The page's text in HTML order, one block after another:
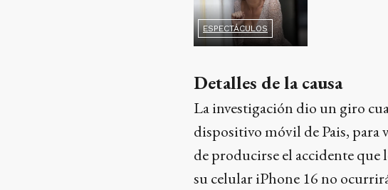
ESPECTÁCULOS
Detalles de la causa
La investigación dio un giro
dispositivo móvil de Pais, para
de producirse el accidente que
su celular iPhone 16 no